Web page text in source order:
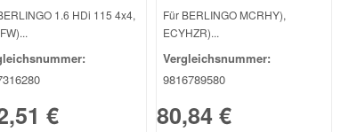
1.6 HDi 115 4x4,
€
Für BERLINGO MCRHY),
ECYHZR)...
Vergleichsnummer:
9816789580
80,84 €